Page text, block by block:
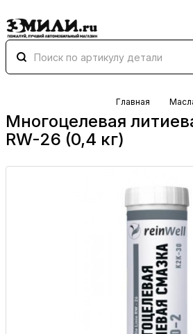
Многоцелевая
RW-26 (0,4 кг)
Главная